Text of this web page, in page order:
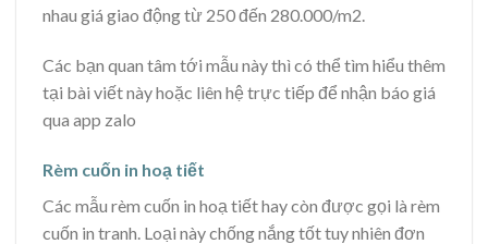
nhau giá giao động từ 250 đến 280.000/m2.
Các bạn quan tâm tới mẫu này thì có thể tìm hiểu thêm
tại bài viết này hoặc liên hệ trực tiếp để nhận báo giá
qua app zalo
Rèm cuốn in hoạ tiết
Các mẫu rèm cuốn in hoạ tiết hay còn được gọi là rèm
cuốn in tranh. Loại này chống nắng tốt tuy nhiên đơn